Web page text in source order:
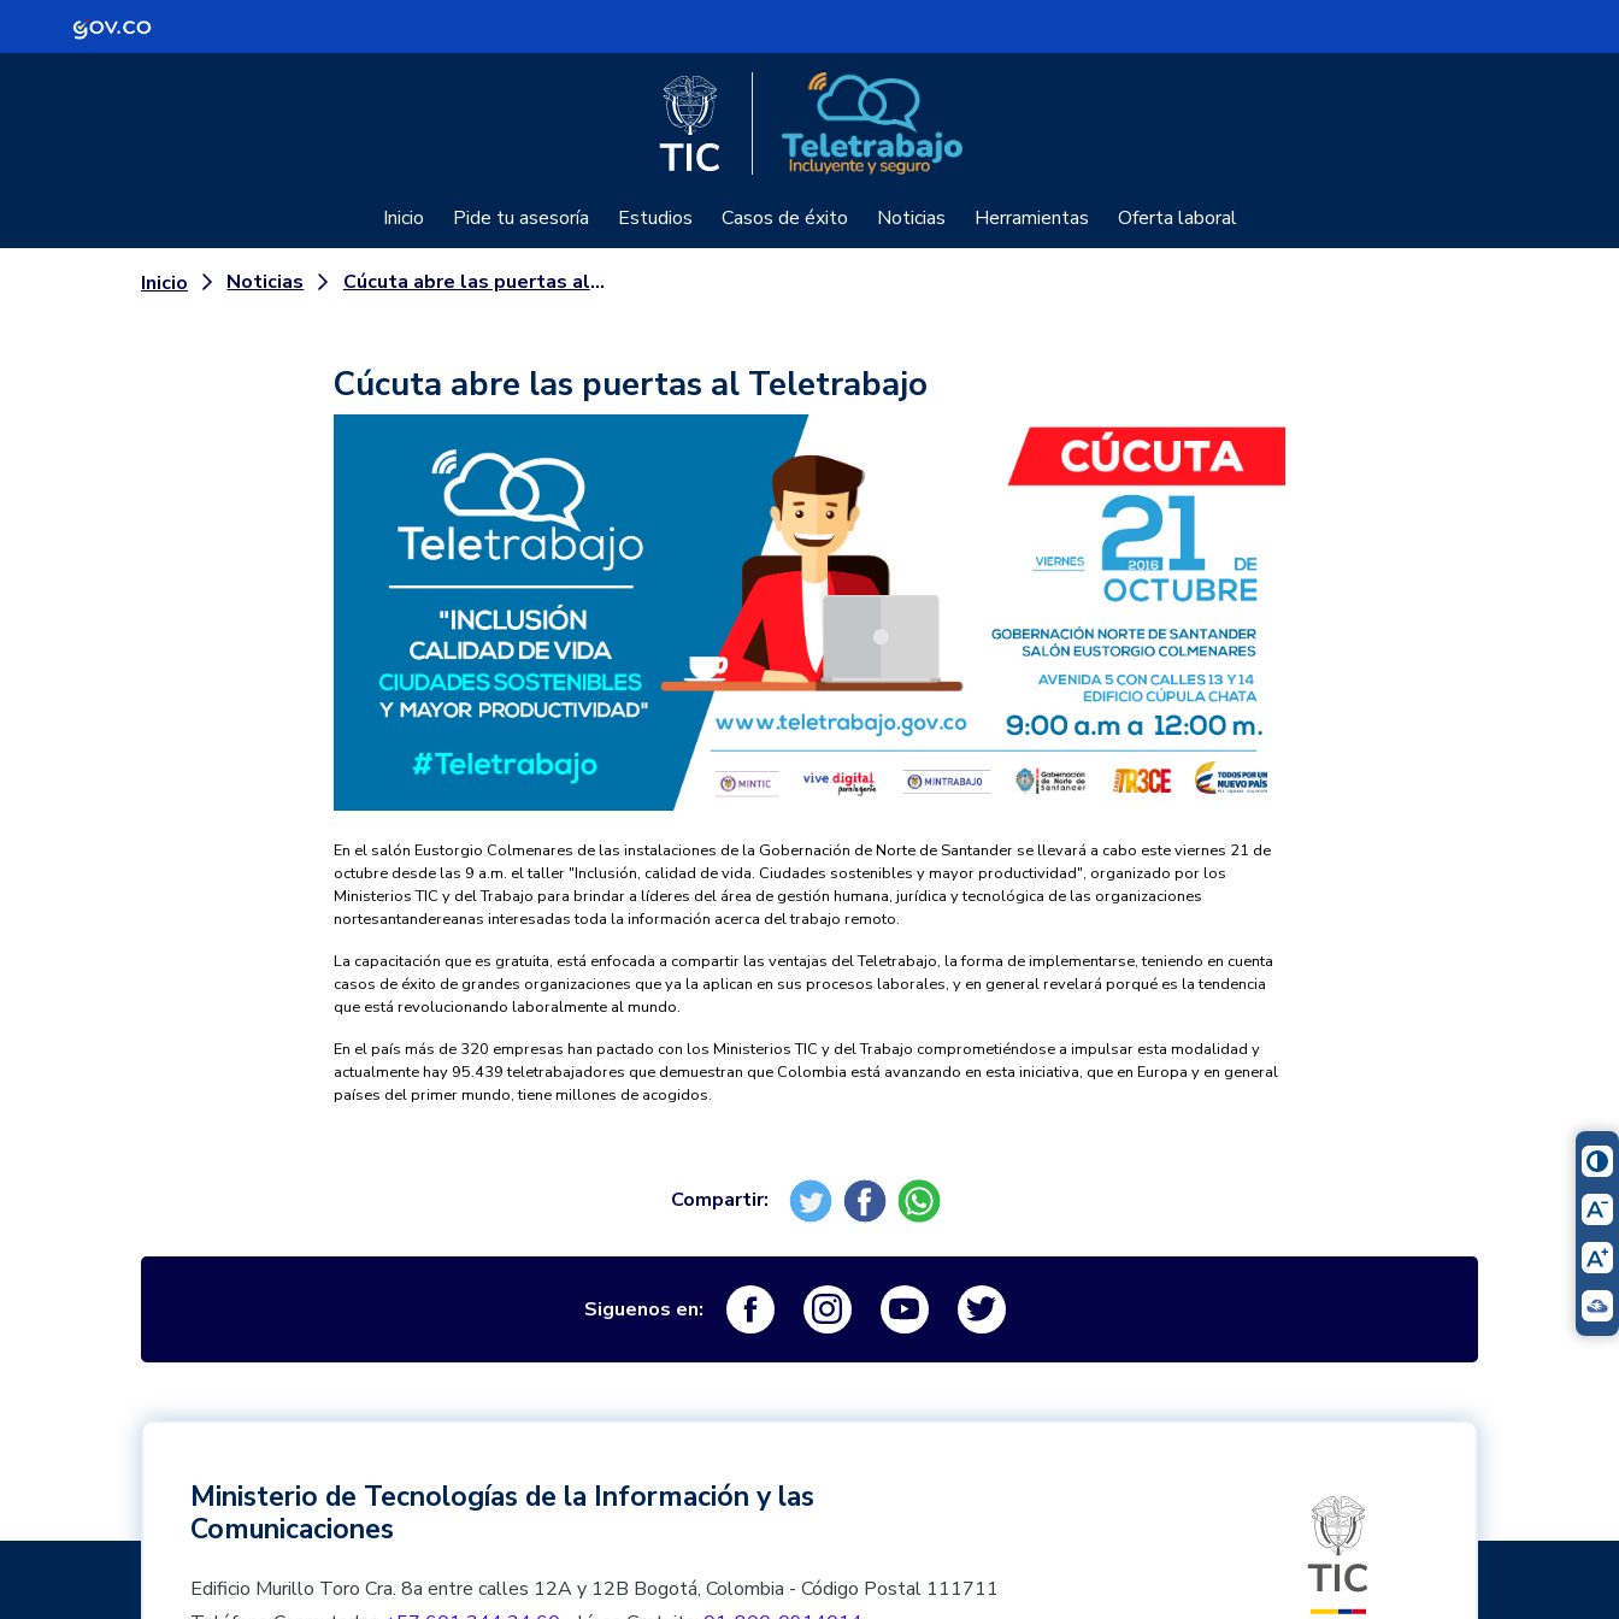
Logo Gobierno de Colombia
Logo del Ministerio TIC
Inicio Pide tu asesoría Estudios Casos de éxito Noticias Herramientas Oferta laboral
Inicio Noticias Cúcuta abre las puertas al Teletrabajo
Cúcuta abre las puertas al Teletrabajo
En el salón Eustorgio Colmenares de las instalaciones de la Gobernación de Norte de Santander se llevará a cabo este viernes 21 de
octubre desde las 9 a.m. el taller "Inclusión, calidad de vida. Ciudades sostenibles y mayor productividad", organizado por los
Ministerios TIC y del Trabajo para brindar a líderes del área de gestión humana, jurídica y tecnológica de las organizaciones
nortesantandereanas interesadas toda la información acerca del trabajo remoto.
La capacitación que es gratuita, está enfocada a compartir las ventajas del Teletrabajo, la forma de implementarse, teniendo en cuenta
casos de éxito de grandes organizaciones que ya la aplican en sus procesos laborales, y en general revelará porqué es la tendencia
que está revolucionando laboralmente al mundo.
En el país más de 320 empresas han pactado con los Ministerios TIC y del Trabajo comprometiéndose a impulsar esta modalidad y
actualmente hay 95.439 teletrabajadores que demuestran que Colombia está avanzando en esta iniciativa, que en Europa y en general
países del primer mundo, tiene millones de acogidos.
Siguenos en: Logo FacebookLogo InstagramLogo Youtube
Ministerio de Tecnologías de la Información y las
Comunicaciones
Edificio Murillo Toro Cra. 8a entre calles 12A y 12B Bogotá, Colombia - Código Postal 111711